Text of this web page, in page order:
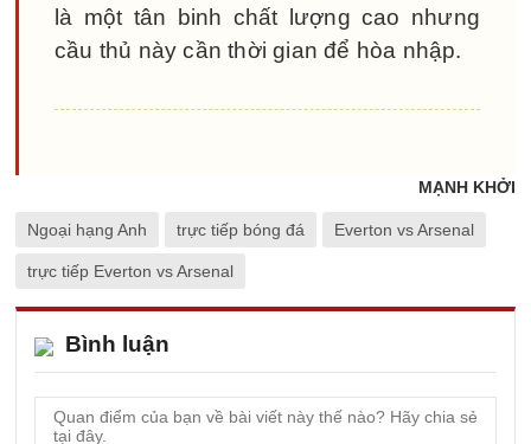
là một tân binh chất lượng cao nhưng
cầu thủ này cần thời gian để hòa nhập.
MẠNH KHỞI
Ngoại hạng Anh trực tiếp bóng đá Everton vs Arsenal
trực tiếp Everton vs Arsenal
Bình luận